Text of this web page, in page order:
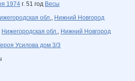
1974 г. 51 год Весы
обл., Нижний Новгород
Нижегородская обл., Нижний Новгород
Усилова дом 3/3